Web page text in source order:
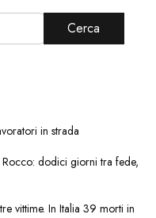
Cerca
in strada
dodici giorni tra fede,
vittime. In Italia 39 morti in